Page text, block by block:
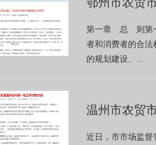
第一章 总 则第一
者和消费者的合
的规划建设、...
温州市农贸
近日，市市场监